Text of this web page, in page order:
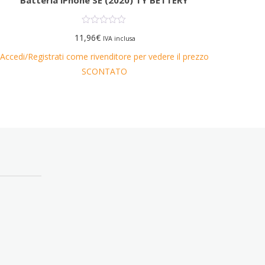
11,96€ IVA inclusa
Accedi/Registrati come rivenditore per vedere il prezzo
SCONTATO